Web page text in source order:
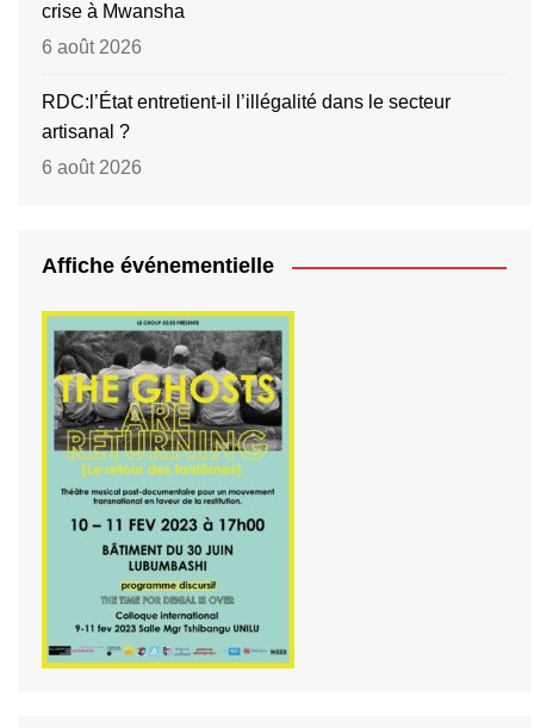
crise à Mwansha
6 août 2026
RDC:l’État entretient-il l’illégalité dans le secteur
artisanal ?
6 août 2026
Affiche événementielle